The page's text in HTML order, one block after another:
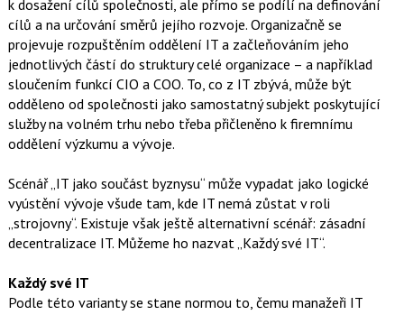
k dosažení cílů společnosti, ale přímo se podílí na definování
cílů a na určování směrů jejího rozvoje. Organizačně se
projevuje rozpuštěním oddělení IT a začleňováním jeho
jednotlivých částí do struktury celé organizace – a například
sloučením funkcí CIO a COO. To, co z IT zbývá, může být
odděleno od společnosti jako samostatný subjekt poskytující
služby na volném trhu nebo třeba přičleněno k firemnímu
oddělení výzkumu a vývoje.
Scénář „IT jako součást byznysu“ může vypadat jako logické
vyústění vývoje všude tam, kde IT nemá zůstat v roli
„strojovny“. Existuje však ještě alternativní scénář: zásadní
decentralizace IT. Můžeme ho nazvat „Každý své IT“.
Každý své IT
Podle této varianty se stane normou to, čemu manažeři IT